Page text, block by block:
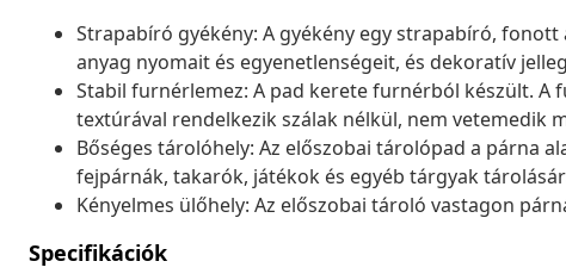
Strapabíró gyékény: A gyékény egy strapabíró,
anyag nyomait és egyenetlenségeit, és dekoratív
Stabil furnérlemez: A pad kerete furnérból készült. A
textúrával rendelkezik szálak nélkül, nem vetemedik
Bőséges tárolóhely: Az előszobai tárolópad a párna
fejpárnák, takarók, játékok és egyéb tárgyak
Kényelmes ülőhely: Az előszobai tároló vastagon
Specifikációk